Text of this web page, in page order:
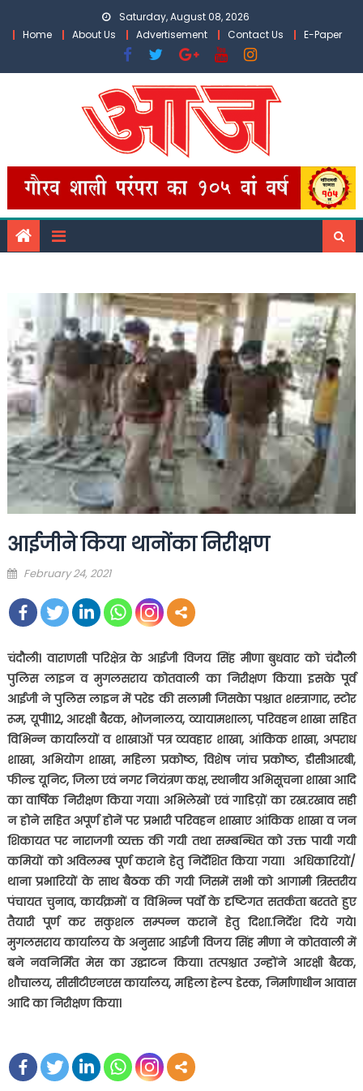
Saturday, August 08, 2026
Home
About Us Advertisement Contact Us E-Paper
आईजीने किया थानोंका निरीक्षण
Posted
February 24, 2021
चंदौली। वाराणसी परिक्षेत्र के आईजी विजय सिंह मीणा बुधवार को चंदौली
पुलिस लाइन व मुगलसराय कोतवाली का निरीक्षण किया। इसके पूर्व
आईजी ने पुलिस लाइन में परेड की सलामी जिसकेा पश्चात शस्त्रागार,स्टोर
रूम, यूपी112, आरक्षी बैरक, भोजनालय,व्यायामशाला,परिवहन शाखा सहित
विभिन्न कार्यालयों व शाखाओं पत्र व्यवहार शाखा, आंकिक शाखा,अपराध
शाखा, अभियोग शाखा,महिला प्रकोष्ठ,विशेष जांच प्रकोष्ठ,डीसीआरबी,
फील्ड यूनिट, जिला एवं नगर नियंत्रण कक्ष,स्थानीय अभिसूचना शाखा आदि
का वार्षिक निरीक्षण किया गया। अभिलेखों एवं गाडिय़ों का रख.रखाव सही
न होने सहित अपूर्ण होनें पर प्रभारी परिवहन शाखाए आंकिक शाखा व जन
शिकायत पर नाराजगी व्यक्त की गयी तथा सम्बन्धित को उक्त पायी गयी
कमियों को अविलम्ब पूर्ण कराने हेतु निर्देशित किया गया। अधिकारियों/
थाना प्रभारियों के साथ बैठक की गयी जिसमें सभी को आगामी त्रिस्तरीय
पंचायत चुनाव,कार्यक्रमों व विभिन्न पर्वों के दृष्टिगत सतर्कता बरतते हुए
तैयारी पूर्ण कर सकुशल सम्पन्न करानें हेतु दिशा.निर्देश दिये गये।
मुगलसराय कार्यालय के अनुसार आईजी विजय सिंह मीणा ने कोतवाली में
बने नवनिर्मित मेस का उद्घाटन किया। तत्पश्चात उन्होंने आरक्षी बैरक,
शौचालय,सीसीटीएनएस कार्यालय,महिला हेल्प डेस्क, निर्माणाधीन आवास
आदि का निरीक्षण किया।